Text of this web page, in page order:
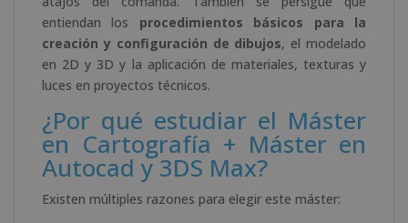
entiendan los procedimientos básicos para la
creación y configuración de dibujos, el modelado
en 2D y 3D y la aplicación de materiales, texturas y
luces en proyectos técnicos.
¿Por qué estudiar el Máster
en Cartografía + Máster en
Autocad y 3DS Max?
Existen múltiples razones para elegir este máster: